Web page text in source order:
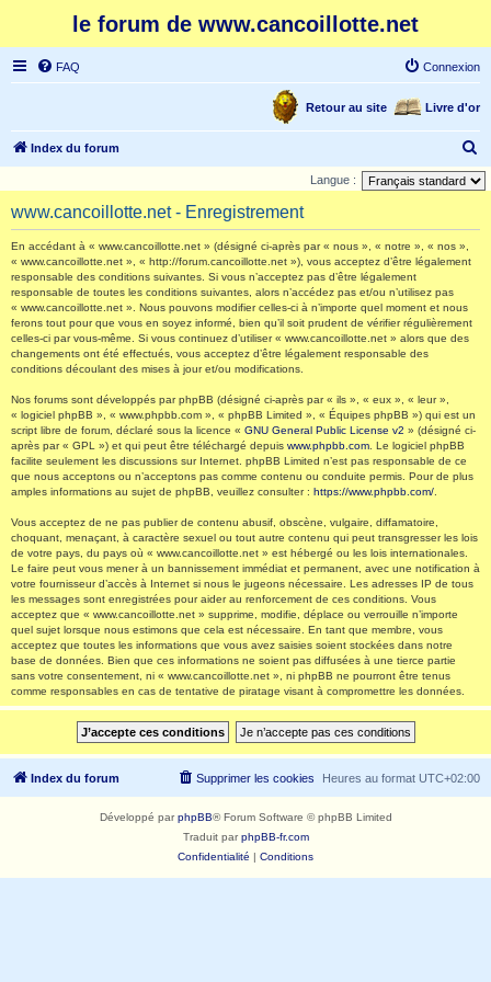
le forum de www.cancoillotte.net
FAQ Connexion
Livre d'or
Retour au site
Index du forum
e
Langue :
www.cancoillotte.net - Enregistrement
En accédant à « www.cancoillotte.net » (désigné ci-après par « nous », « notre », « nos »,
« www.cancoillotte.net », « http://forum.cancoillotte.net »), vous acceptez d’être légalement
responsable des conditions suivantes. Si vous n’acceptez pas d’être légalement
responsable de toutes les conditions suivantes, alors n’accédez pas et/ou n’utilisez pas
« www.cancoillotte.net ». Nous pouvons modifier celles-ci à n’importe quel moment et nous
ferons tout pour que vous en soyez informé, bien qu’il soit prudent de vérifier régulièrement
celles-ci par vous-même. Si vous continuez d’utiliser « www.cancoillotte.net » alors que des
changements ont été effectués, vous acceptez d’être légalement responsable des
conditions découlant des mises à jour et/ou modifications.
Nos forums sont développés par phpBB (désigné ci-après par « ils », « eux », « leur »,
« logiciel phpBB », « www.phpbb.com », « phpBB Limited », « Équipes phpBB ») qui est un
script libre de forum, déclaré sous la licence « GNU General Public License v2 » (désigné ci-
après par « GPL ») et qui peut être téléchargé depuis www.phpbb.com . Le logiciel phpBB
facilite seulement les discussions sur Internet. phpBB Limited n’est pas responsable de ce
que nous acceptons ou n’acceptons pas comme contenu ou conduite permis. Pour de plus
amples informations au sujet de phpBB, veuillez consulter : https://www.phpbb.com/
Vous acceptez de ne pas publier de contenu abusif, obscène, vulgaire, diffamatoire,
choquant, menaçant, à caractère sexuel ou tout autre contenu qui peut transgresser les lois
de votre pays, du pays où « www.cancoillotte.net » est hébergé ou les lois internationales.
Le faire peut vous mener à un bannissement immédiat et permanent, avec une notification à
votre fournisseur d’accès à Internet si nous le jugeons nécessaire. Les adresses IP de tous
les messages sont enregistrées pour aider au renforcement de ces conditions. Vous
acceptez que « www.cancoillotte.net » supprime, modifie, déplace ou verrouille n’importe
quel sujet lorsque nous estimons que cela est nécessaire. En tant que membre, vous
acceptez que toutes les informations que vous avez saisies soient stockées dans notre
base de données. Bien que ces informations ne soient pas diffusées à une tierce partie
sans votre consentement, ni « www.cancoillotte.net », ni phpBB ne pourront être tenus
comme responsables en cas de tentative de piratage visant à compromettre les données.
Index du forum Heures au format UTC+02:00
Supprimer les cookies
Développé parphpBB® Forum Software © phpBB Limited
Traduit parphpBB-fr.com
Confidentialité | Conditions